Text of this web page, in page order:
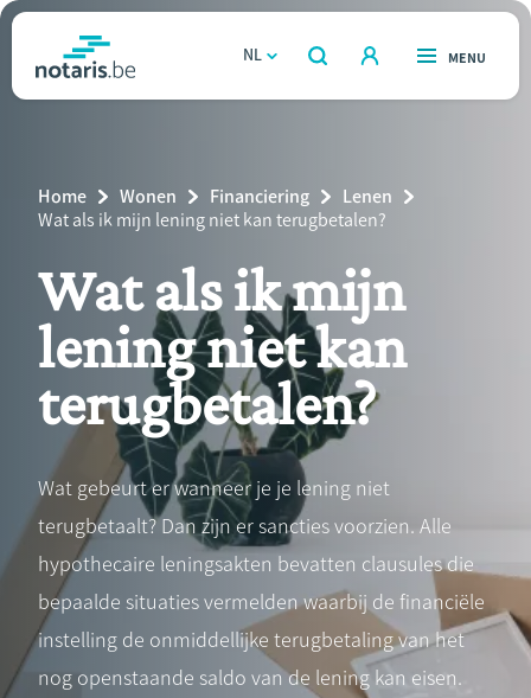
Overslaan
naar
gaan
notaris.behomepage
NL
OPEN
ZOEKEN
OPEN
MENU
Relatie & samenleven
Erven & schenken
Ondernemen
Over de notaris
Rekenmodules
Breadcrumb
Home Wonen Financiering
Lenen
Current
Wat als ik mijn lening niet kan terugbetalen?
Wat als ik mijn
lening niet kan
terugbetalen?
Wat gebeurt er wanneer je je lening niet
terugbetaalt? Dan zijn er sancties voorzien. Alle
hypothecaire leningsakten bevatten clausules die
bepaalde situaties vermelden waarbij de financiële
instelling de onmiddellijke terugbetaling van het
nog openstaande saldo van de lening kan eisen.